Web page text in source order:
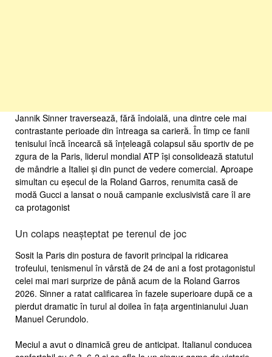
Jannik Sinner traversează, fără îndoială, una dintre cele mai
contrastante perioade din întreaga sa carieră. În timp ce fanii
tenisului încă încearcă să înțeleagă colapsul său sportiv de pe
zgura de la Paris, liderul mondial ATP își consolidează statutul
de mândrie a Italiei și din punct de vedere comercial. Aproape
simultan cu eșecul de la Roland Garros, renumita casă de
modă Gucci a lansat o nouă campanie exclusivistă care îl are
ca protagonist
Un colaps neașteptat pe terenul de joc
Sosit la Paris din postura de favorit principal la ridicarea
trofeului, tenismenul în vârstă de 24 de ani a fost protagonistul
celei mai mari surprize de până acum de la Roland Garros
2026. Sinner a ratat calificarea în fazele superioare după ce a
pierdut dramatic în turul al doilea în fața argentinianului Juan
Manuel Cerundolo.
Meciul a avut o dinamică greu de anticipat. Italianul conducea